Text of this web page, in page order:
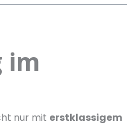
im
nur mit erstklassigem